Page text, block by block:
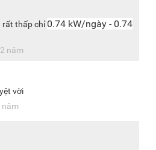
để thổi hơi lạnh một cách đều
làm lạnh nhanh, hoạt động
năng.
vặn và nút trượt dễ dùng
GR-RT303WE-PMV(52) 233 lít
tủ sẽ được thiết kế 1 bảng điều
độ thuận tiện.
rất thấp chỉ0.74 kW/ngày - 0.74
2 năm
vời
năm